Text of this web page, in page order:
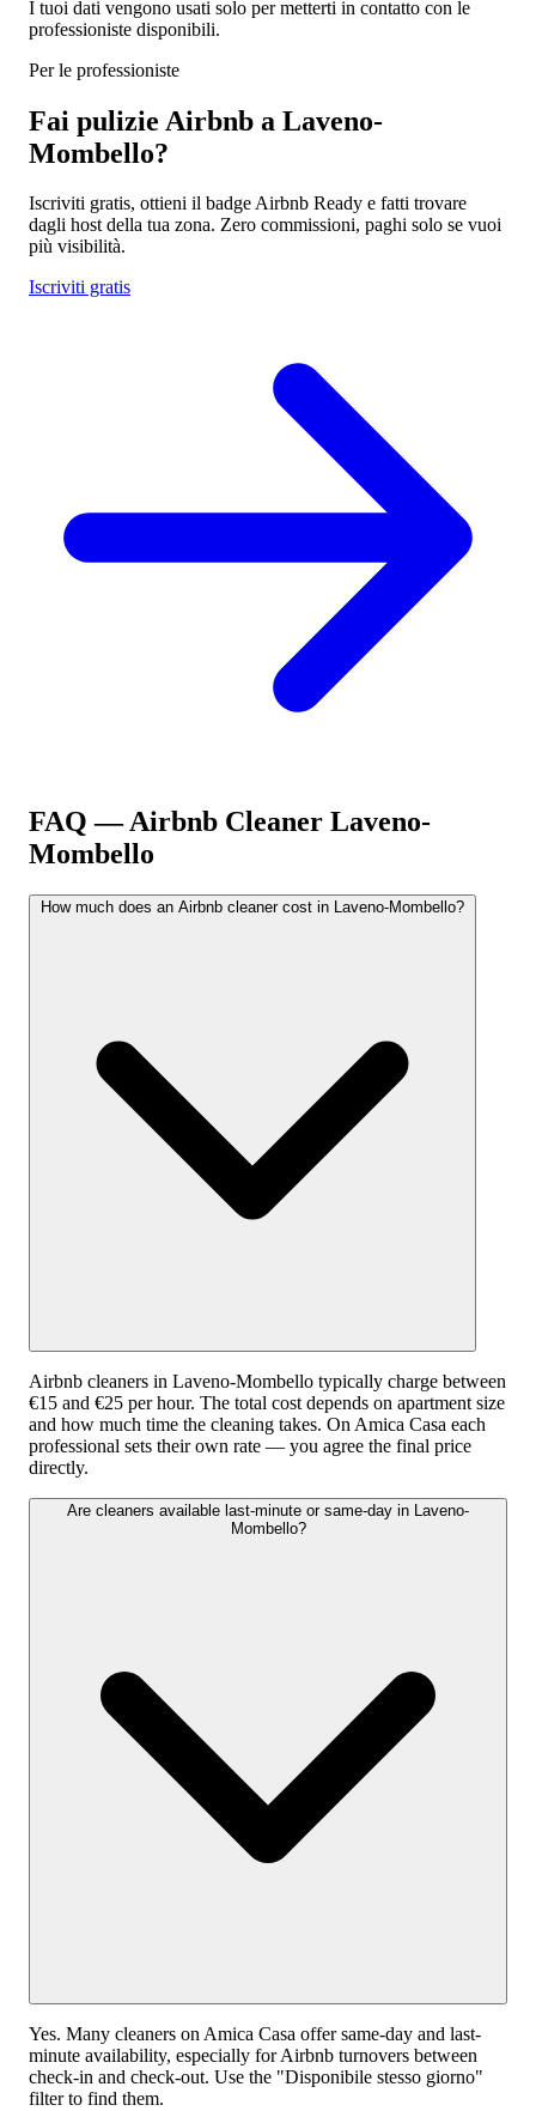
I tuoi dati vengono usati solo per metterti in contatto con le
professioniste disponibili.
Per le professioniste
Fai pulizie Airbnb a Laveno-
Mombello?
Iscriviti gratis, ottieni il badge Airbnb Ready e fatti trovare
dagli host della tua zona. Zero commissioni, paghi solo se vuoi
più visibilità.
Iscriviti gratis
FAQ — Airbnb Cleaner Laveno-
Mombello
How much does an Airbnb cleaner cost in Laveno-Mombello?
Airbnb cleaners in Laveno-Mombello typically charge between
€15 and €25 per hour. The total cost depends on apartment size
and how much time the cleaning takes. On Amica Casa each
professional sets their own rate — you agree the final price
directly.
Are cleaners available last-minute or same-day in Laveno-
Mombello?
Yes. Many cleaners on Amica Casa offer same-day and last-
minute availability, especially for Airbnb turnovers between
check-in and check-out. Use the "Disponibile stesso giorno"
filter to find them.